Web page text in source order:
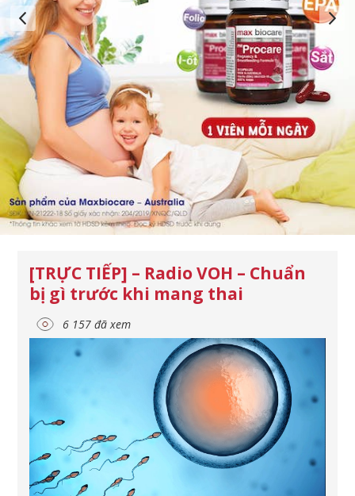
[TRỰC TIẾP] – Radio VOH – Chuẩn
bị gì trước khi mang thai
6 157 đã xem